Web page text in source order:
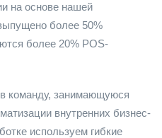
на основе нашей
более 50%
более 20% POS-
команду, занимающуюся
внутренних бизнес-
используем гибкие